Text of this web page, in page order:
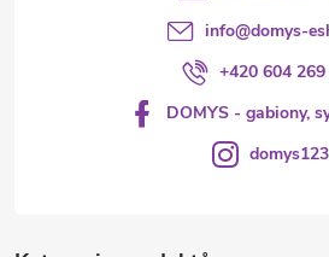
info@domys-
+420 604
DOMYS - gabiony,
domys123